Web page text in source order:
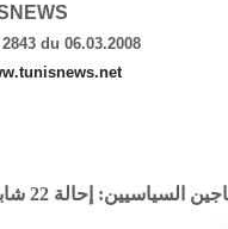
2843 du 06.03.2008
22 شابا على القضاء .. بتهمة الإرهاب ..!